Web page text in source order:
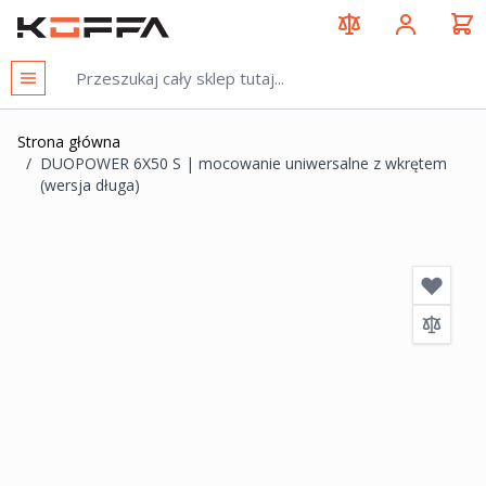
KOFFA
Strona główna
/ DUOPOWER 6X50 S | mocowanie uniwersalne z wkrętem
(wersja długa)